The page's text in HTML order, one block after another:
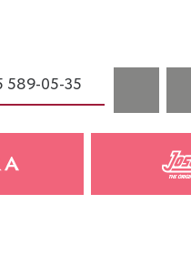
589-05-35